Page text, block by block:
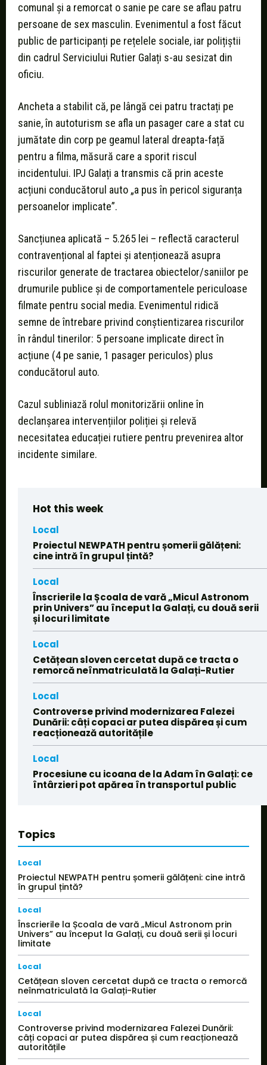
comunal și a remorcat o sanie pe care se aflau patru
persoane de sex masculin. Evenimentul a fost făcut
public de participanți pe rețelele sociale, iar polițiștii
din cadrul Serviciului Rutier Galați s-au sesizat din
oficiu.
Ancheta a stabilit că, pe lângă cei patru tractați pe
sanie, în autoturism se afla un pasager care a stat cu
jumătate din corp pe geamul lateral dreapta-față
pentru a filma, măsură care a sporit riscul
incidentului. IPJ Galați a transmis că prin aceste
acțiuni conducătorul auto „a pus în pericol siguranța
persoanelor implicate”.
Sancțiunea aplicată – 5.265 lei – reflectă caracterul
contravențional al faptei și atenționează asupra
riscurilor generate de tractarea obiectelor/saniilor pe
drumurile publice și de comportamentele periculoase
filmate pentru social media. Evenimentul ridică
semne de întrebare privind conștientizarea riscurilor
în rândul tinerilor: 5 persoane implicate direct în
acțiune (4 pe sanie, 1 pasager periculos) plus
conducătorul auto.
Cazul subliniază rolul monitorizării online în
declanșarea intervențiilor poliției și relevă
necesitatea educației rutiere pentru prevenirea altor
incidente similare.
Hot this week
Local
Proiectul NEWPATH pentru șomerii gălățeni:
cine intră în grupul țintă?
Local
Înscrierile la Școala de vară „Micul Astronom
prin Univers” au început la Galați, cu două serii
și locuri limitate
Local
Cetățean sloven cercetat după ce tracta o
remorcă neînmatriculată la Galați-Rutier
Local
Controverse privind modernizarea Falezei
Dunării: câți copaci ar putea dispărea și cum
reacționează autoritățile
Local
Procesiune cu icoana de la Adam în Galați: ce
întârzieri pot apărea în transportul public
Topics
Local
Proiectul NEWPATH pentru șomerii gălățeni: cine intră
în grupul țintă?
Local
Înscrierile la Școala de vară „Micul Astronom prin
Univers” au început la Galați, cu două serii și locuri
limitate
Local
Cetățean sloven cercetat după ce tracta o remorcă
neînmatriculată la Galați-Rutier
Local
Controverse privind modernizarea Falezei Dunării:
câți copaci ar putea dispărea și cum reacționează
autoritățile